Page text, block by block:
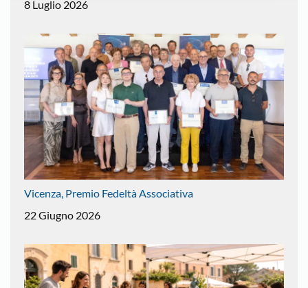
8 Luglio 2026
Vicenza, Premio Fedeltà Associativa
22 Giugno 2026